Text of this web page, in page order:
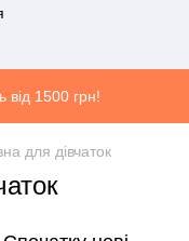
від 1500 грн!
для дівчаток